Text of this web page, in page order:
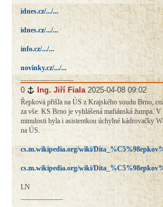
idnes.cz/.../...
idnes.cz/.../...
info.cz/.../...
novinky.cz/.../...
_______________
0 # Ing. Jiří Fiala 2025-04-08 09:02
Řepková přišla na ÚS z Krajského soudu Brno,
za vše. KS Brno je vyhlášená mafiánská žumpa. V
minulosti byla i asistentkou úchylné kádrovačky
na ÚS.
cs.m.wikipedia.org/wiki/
cs.m.wikipedia.org/wiki/
LN